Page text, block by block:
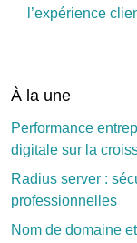
l’expérience
À la une
Performance
digitale sur la
Radius server :
professionnelles
Nom de domaine